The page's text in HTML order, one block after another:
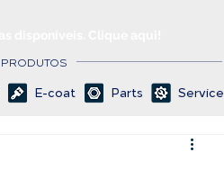
PRODUTOS
E-coat Parts Service